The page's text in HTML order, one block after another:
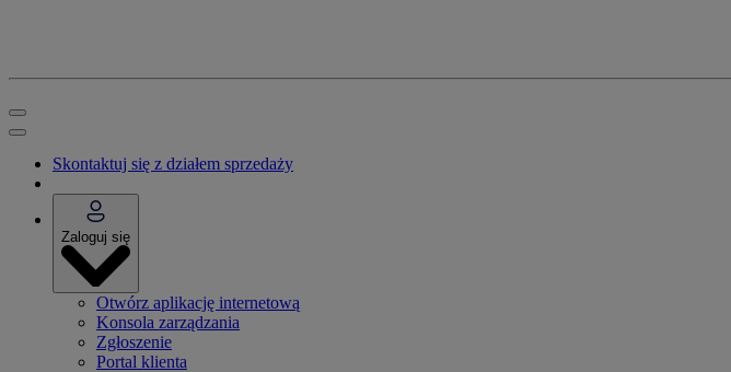
Skontaktuj się z działem sprzedaży
Zaloguj się
Otwórz aplikację internetową
Konsola zarządzania
Zgłoszenie
Portal klienta